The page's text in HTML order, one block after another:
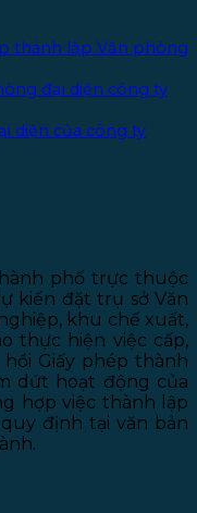
thành lập Văn phòng
đại diện công ty
diện của công ty
phố trực thuộc
kiến đặt trụ sở Văn
khu chế xuất,
thực hiện việc cấp,
Giấy phép thành
dứt hoạt động của
hợp việc thành lập
định tại văn bản